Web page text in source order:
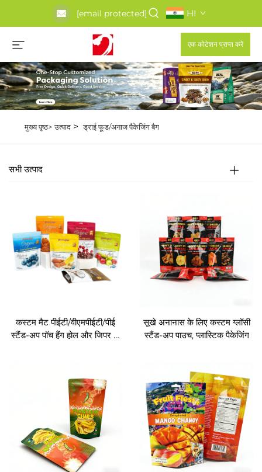
[email protected] HI
एक कोटेशन प्राप्त करें
मुख्य पृष्ठ> उत्पाद>ड्राई फूड/अनाज पैकेजिंग बैग
सभी उत्पाद
कस्टम मैट पीईटी/वीएमपीईटी/पीई
स्टैंड-अप पॉच हैंग होल और जिपर के
सूखे अनानास के लिए कस्टम ग्लॉसी
स्टैंड-अप पाउच, प्लास्टिक पैकेजिंग